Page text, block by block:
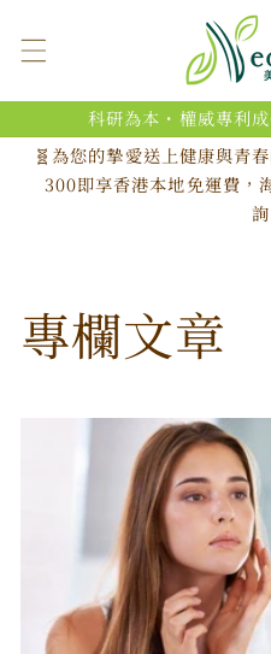
容
科研為本・權威專利
🧬為您的摯愛送上健康與青
300即享香港本地免運費，
詢
專欄文章